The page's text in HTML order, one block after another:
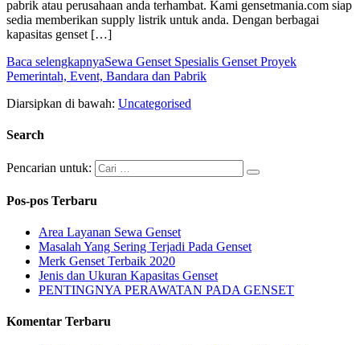
pabrik atau perusahaan anda terhambat. Kami gensetmania.com siap
sedia memberikan supply listrik untuk anda. Dengan berbagai
kapasitas genset […]
Baca selengkapnyaSewa Genset Spesialis Genset Proyek
Pemerintah, Event, Bandara dan Pabrik
Diarsipkan di bawah: Uncategorised
Search
Pencarian untuk:
Pos-pos Terbaru
Area Layanan Sewa Genset
Masalah Yang Sering Terjadi Pada Genset
Merk Genset Terbaik 2020
Jenis dan Ukuran Kapasitas Genset
PENTINGNYA PERAWATAN PADA GENSET
Komentar Terbaru